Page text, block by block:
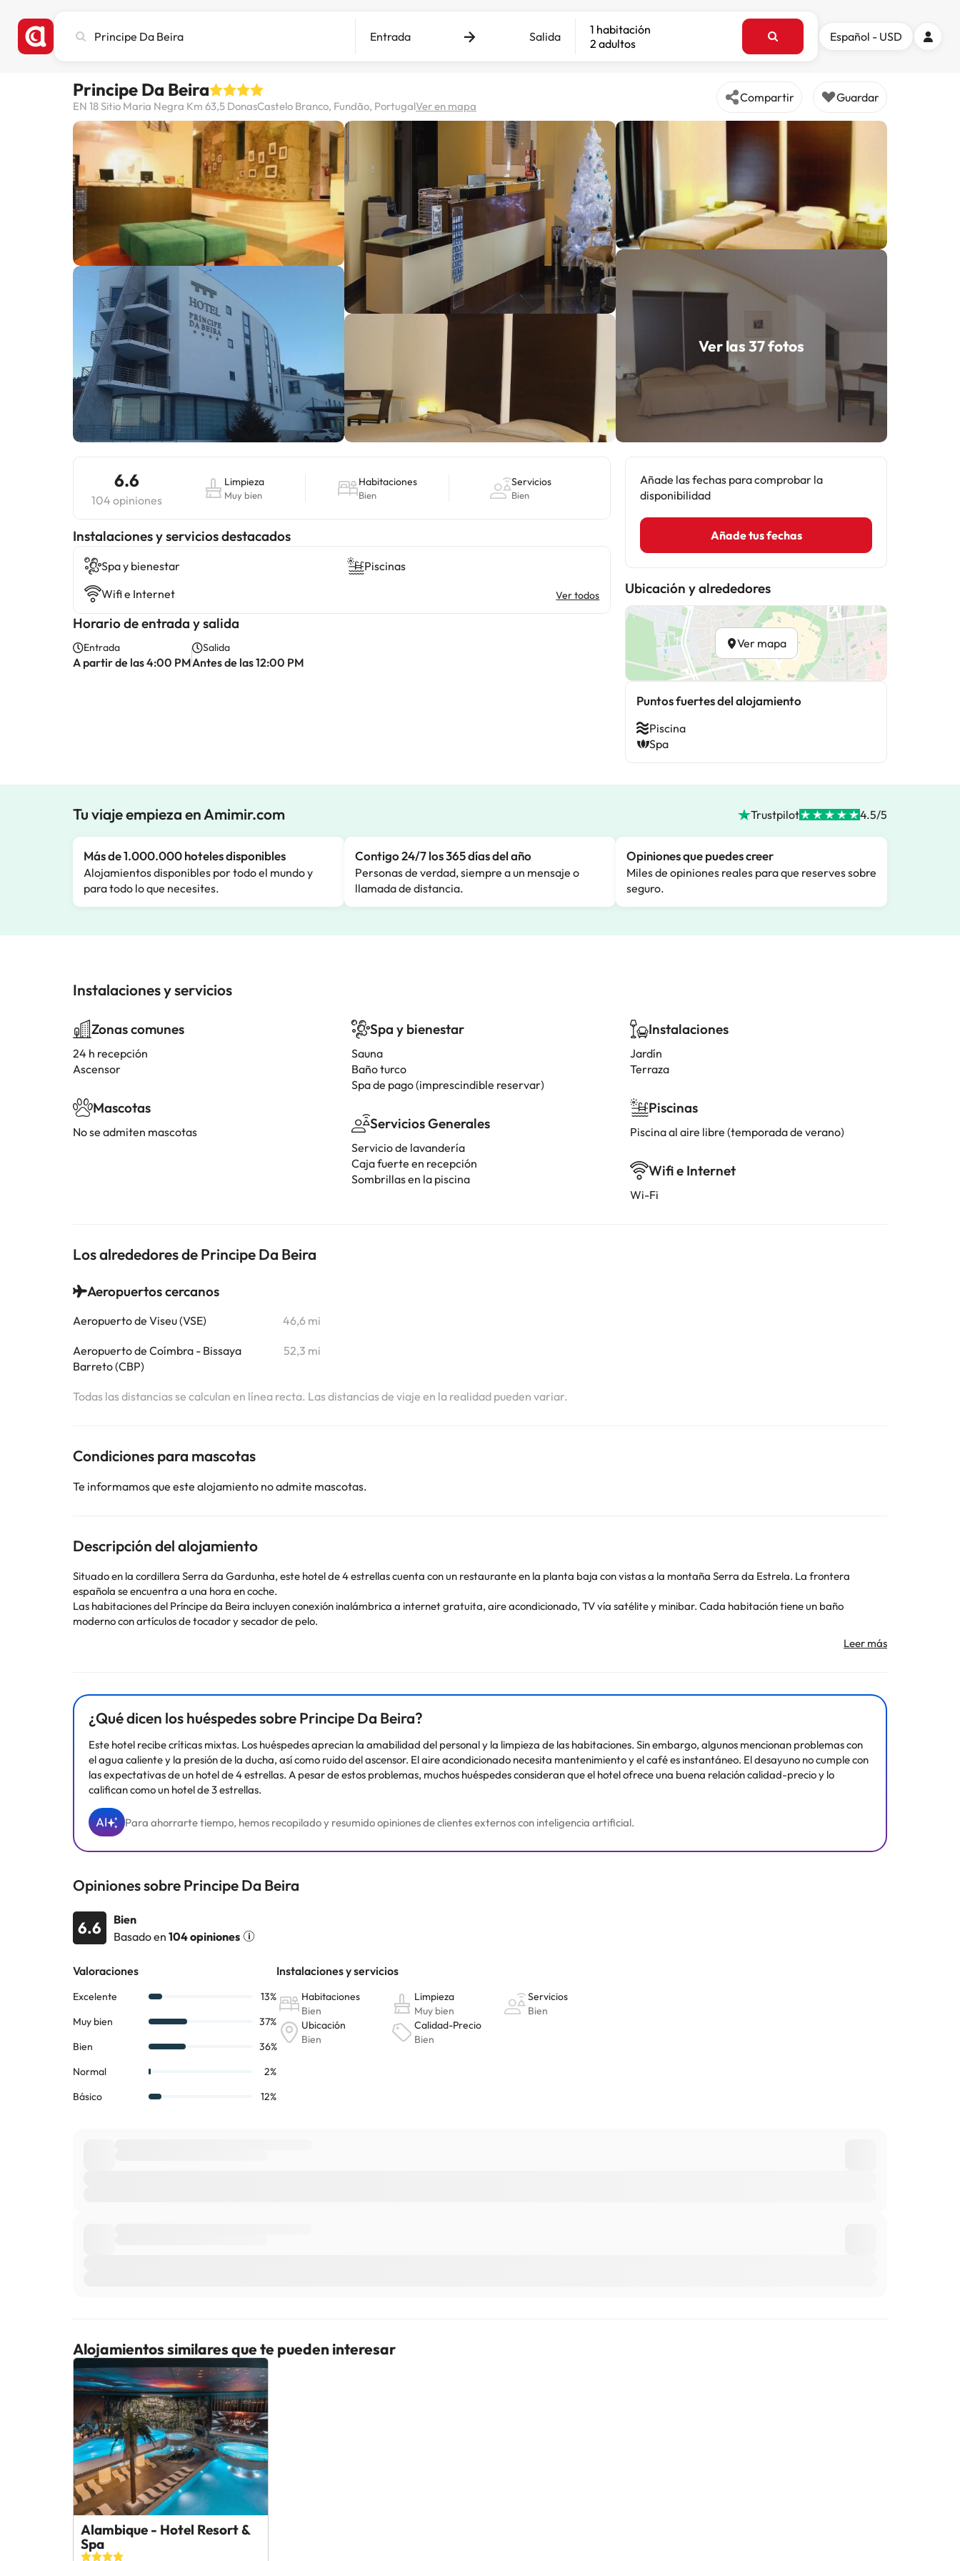
ciudad,
destino
Entrada Salida
1 habitación
2 adultos
Español - USD
Principe Da Beira
EN 18 Sitio Maria Negra Km 63,5 DonasCastelo Branco, Fundão, PortugalVer en mapa
Compartir Guardar
Ver las 37 fotos
6.6
104 opiniones
Limpieza
Muy bien
Habitaciones
Bien
Servicios
Bien
Instalaciones y servicios destacados
Spa y bienestar
Piscinas
Wifi e Internet
Ver todos
Horario de entrada y salida
Entrada
A partir de las 4:00 PM
Salida
Antes de las 12:00 PM
Añade las fechas para comprobar la
disponibilidad
Añade tus fechas
Ubicación y alrededores
Ver mapa
Puntos fuertes del alojamiento
Piscina
Spa
Tu viaje empieza en Amimir.com Trustpilot 4.5/5
Más de 1.000.000 hoteles disponibles
Alojamientos disponibles por todo el mundo y
para todo lo que necesites.
Contigo 24/7 los 365 días del año
Personas de verdad, siempre a un mensaje o
llamada de distancia.
Opiniones que puedes creer
Miles de opiniones reales para que reserves sobre
seguro.
Instalaciones y servicios
Zonas comunes
24 h recepción
Ascensor
Mascotas
No se admiten mascotas
Spa y bienestar
Sauna
Baño turco
Spa de pago (imprescindible reservar)
Servicios Generales
Servicio de lavandería
Caja fuerte en recepción
Sombrillas en la piscina
Instalaciones
Jardín
Terraza
Piscinas
Piscina al aire libre (temporada de verano)
Wifi e Internet
Wi-Fi
Los alrededores de Principe Da Beira
Aeropuertos cercanos
Aeropuerto de Viseu (VSE) 46,6 mi
Aeropuerto de Coímbra - Bissaya
Barreto (CBP)
52,3 mi
Todas las distancias se calculan en línea recta. Las distancias de viaje en la realidad pueden variar.
Condiciones para mascotas
Te informamos que este alojamiento no admite mascotas.
Descripción del alojamiento
Situado en la cordillera Serra da Gardunha, este hotel de 4 estrellas cuenta con un restaurante en la planta baja con vistas a la montaña Serra da Estrela. La frontera
española se encuentra a una hora en coche.
Las habitaciones del Príncipe da Beira incluyen conexión inalámbrica a internet gratuita, aire acondicionado, TV vía satélite y minibar. Cada habitación tiene un baño
moderno con artículos de tocador y secador de pelo.
encuentra cerca de la autopista A-23 y a 15 minutos en coche de Covilhã.
cambios por parte del alojamiento. Si tienes dudas, contáctanos.
¿Qué dicen los huéspedes sobre Principe Da Beira?
Este hotel recibe críticas mixtas. Los huéspedes aprecian la amabilidad del personal y la limpieza de las habitaciones. Sin embargo, algunos mencionan problemas con
el agua caliente y la presión de la ducha, así como ruido del ascensor. El aire acondicionado necesita mantenimiento y el café es instantáneo. El desayuno no cumple con
las expectativas de un hotel de 4 estrellas. A pesar de estos problemas, muchos huéspedes consideran que el hotel ofrece una buena relación calidad-precio y lo
califican como un hotel de 3 estrellas.
AI Para ahorrarte tiempo, hemos recopilado y resumido opiniones de clientes externos con inteligencia artificial.
Opiniones sobre Principe Da Beira
6.6
Bien
Basado en 104 opiniones
Alojamientos similares que te pueden interesar
Alambique - Hotel Resort &
Spa